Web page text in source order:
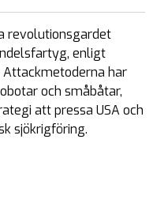
revolutionsgardet
enligt
Attackmetoderna har
och småbåtar,
att pressa USA och
sjökrigföring.